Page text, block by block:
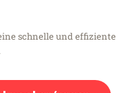
schnelle und effiziente